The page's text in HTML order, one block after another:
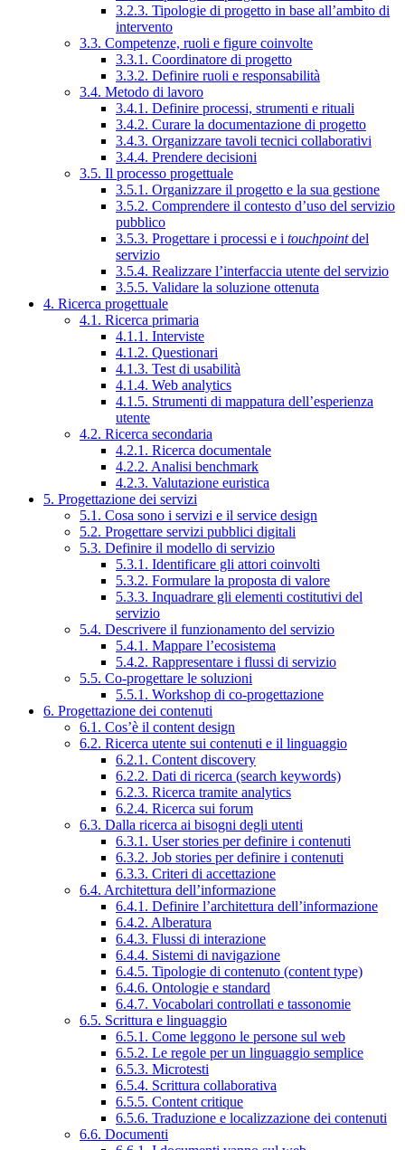
3.2.3. Tipologie di progetto in base all’ambito di
intervento
3.3. Competenze, ruoli e figure coinvolte
3.3.1. Coordinatore di progetto
3.3.2. Definire ruoli e responsabilità
3.4. Metodo di lavoro
3.4.1. Definire processi, strumenti e rituali
3.4.2. Curare la documentazione di progetto
3.4.3. Organizzare tavoli tecnici collaborativi
3.4.4. Prendere decisioni
3.5. Il processo progettuale
3.5.1. Organizzare il progetto e la sua gestione
3.5.2. Comprendere il contesto d’uso del servizio
pubblico
3.5.3. Progettare i processi e i touchpointdel
servizio
3.5.4. Realizzare l’interfaccia utente del servizio
3.5.5. Validare la soluzione ottenuta
4. Ricerca progettuale
4.1. Ricerca primaria
4.1.1. Interviste
4.1.2. Questionari
4.1.3. Test di usabilità
4.1.4. Web analytics
4.1.5. Strumenti di mappatura dell’esperienza
utente
4.2. Ricerca secondaria
4.2.1. Ricerca documentale
4.2.2. Analisi benchmark
4.2.3. Valutazione euristica
5. Progettazione dei servizi
5.1. Cosa sono i servizi e il service design
5.2. Progettare servizi pubblici digitali
5.3. Definire il modello di servizio
5.3.1. Identificare gli attori coinvolti
5.3.2. Formulare la proposta di valore
5.3.3. Inquadrare gli elementi costitutivi del
servizio
5.4. Descrivere il funzionamento del servizio
5.4.1. Mappare l’ecosistema
5.4.2. Rappresentare i flussi di servizio
5.5. Co-progettare le soluzioni
5.5.1. Workshop di co-progettazione
6. Progettazione dei contenuti
6.1. Cos’è il content design
6.2. Ricerca utente sui contenuti e il linguaggio
6.2.1. Content discovery
6.2.2. Dati di ricerca (search keywords)
6.2.3. Ricerca tramite analytics
6.2.4. Ricerca sui forum
6.3. Dalla ricerca ai bisogni degli utenti
6.3.1. User stories per definire i contenuti
6.3.2. Job stories per definire i contenuti
6.3.3. Criteri di accettazione
6.4. Architettura dell’informazione
6.4.1. Definire l’architettura dell’informazione
6.4.2. Alberatura
6.4.3. Flussi di interazione
6.4.4. Sistemi di navigazione
6.4.5. Tipologie di contenuto (content type)
6.4.6. Ontologie e standard
6.4.7. Vocabolari controllati e tassonomie
6.5. Scrittura e linguaggio
6.5.1. Come leggono le persone sul web
6.5.2. Le regole per un linguaggio semplice
6.5.3. Microtesti
6.5.4. Scrittura collaborativa
6.5.5. Content critique
6.5.6. Traduzione e localizzazione dei contenuti
6.6. Documenti